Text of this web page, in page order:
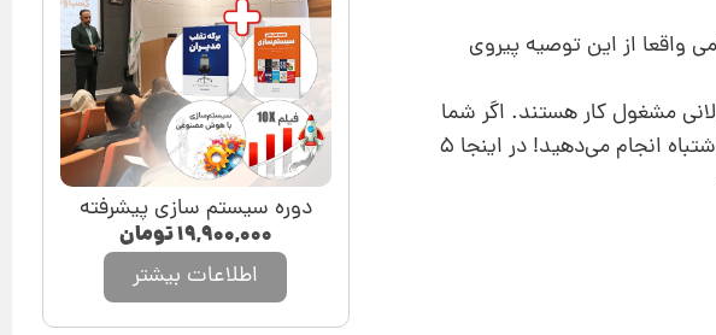
واقعا از این توصیه پیروی
مشغول کار هستند. اگر شما
مجبور شوید ساعت‌های زیادی از یک روز عادی را برای تکمیل کارتان کار کنید احتمالا کار را اشتباه انجام می‌دهید! در اینجا ۵
دوره سیستم سازی پیشرفته
۱۹,۹۰۰,۰۰۰تومان
اطلاعات بیشتر